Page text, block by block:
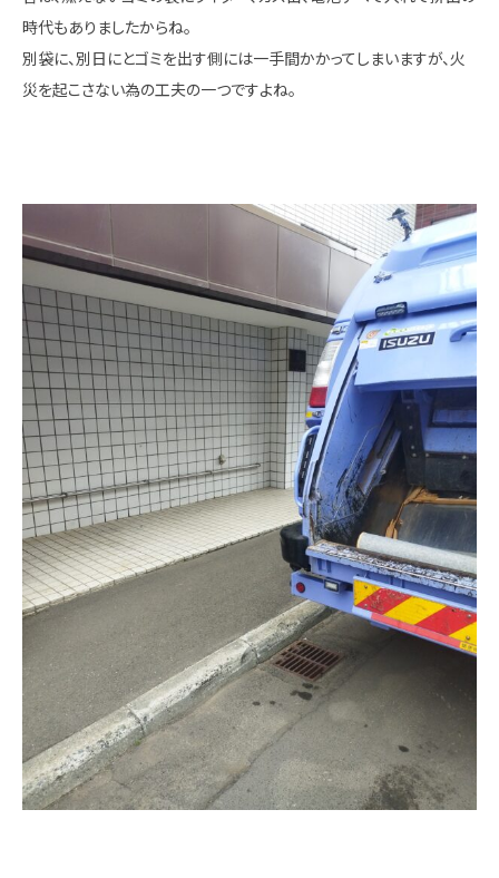
時代もありましたからね。
別袋に、別日にとゴミを出す側には一手間かかってしまいますが、火
災を起こさない為の工夫の一つですよね。